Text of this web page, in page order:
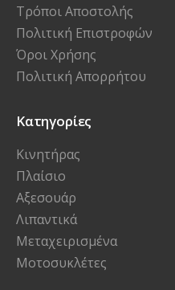
Τρόποι Αποστολής
Πολιτική Επιστροφών
Όροι Χρήσης
Πολιτική Απορρήτου
Κατηγορίες
Κινητήρας
Πλαίσιο
Αξεσουάρ
Λιπαντικά
Μεταχειρισμένα
Μοτοσυκλέτες